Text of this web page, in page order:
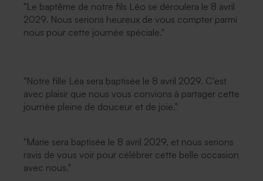
"Le baptême de notre fils Léo se déroulera le 8 avril
2029. Nous serions heureux de vous compter parmi
nous pour cette journée spéciale."
"Notre fille Léa sera baptisée le 8 avril 2029. C'est
avec plaisir que nous vous convions à partager cette
journée pleine de douceur et de joie."
"Marie sera baptisée le 8 avril 2029, et nous serions
ravis de vous voir pour célébrer cette belle occasion
avec nous."